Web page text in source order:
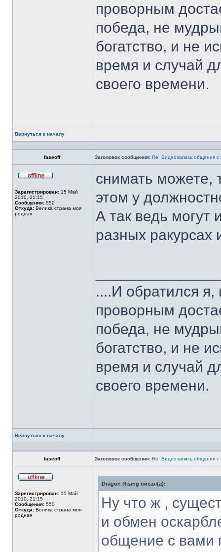
проворным
победа, не
богатство, и не
время и случай
своего времени.
Вернуться к началу
Профиль
faseoff Заголовок сообщения: Re: Видеозапись общения
сети
Зарегистрирован: 15 Май
2010, 21:15
Сообщения: 550
Откуда: Велика страна моя
родная
снимать можете,
этом у
А так ведь могут
разных ракурсах
....И обратился
проворным
победа, не
богатство, и не
время и случай
своего времени.
Вернуться к началу
Профиль
faseoff Заголовок сообщения: Re: Видеозапись общения
сети
Зарегистрирован: 15 Май
2010, 21:15
Сообщения: 550
Откуда: Велика страна моя
родная
Dragon Rising писал(а):
Ну что ж ,
и обмен
общение с вами